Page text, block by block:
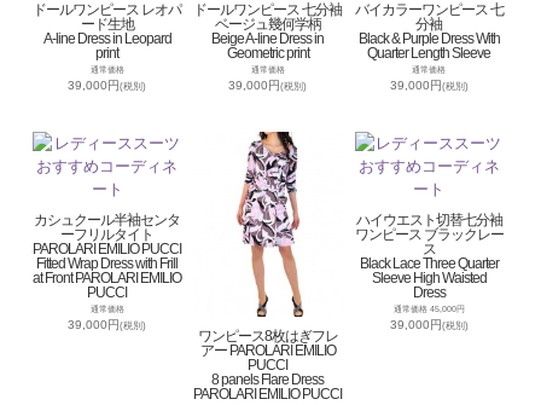
ドールワンピース レオパ
ード生地
A-line Dress in Leopard
print
通常価格
39,000円(税別)
ドールワンピース 七分袖
ベージュ幾何学柄
Beige A-line Dress in
Geometric print
通常価格
39,000円(税別)
バイカラーワンピース 七
分袖
Black & Purple Dress With
Quarter Length Sleeve
通常価格
39,000円(税別)
カシュクール半袖センタ
ーフリルタイト
PAROLARI EMILIO PUCCI
Fitted Wrap Dress with Frill
at Front PAROLARI EMILIO
PUCCI
通常価格
39,000円(税別)
ワンピース8枚はぎフレ
アー PAROLARI EMILIO
PUCCI
8 panels Flare Dress
PAROLARI EMILIO PUCCI
ハイウエスト切替七分袖
ワンピース ブラックレー
ス
Black Lace Three Quarter
Sleeve High Waisted
Dress
通常価格 45,000円
39,000円(税別)